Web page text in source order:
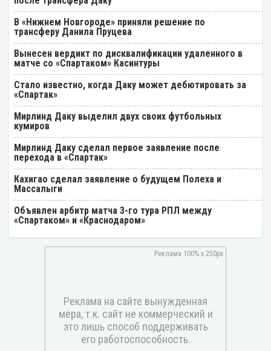
В «Нижнем Новгороде» приняли решение по
трансферу Данила Пруцева
Вынесен вердикт по дисквалификации удаленного в
матче со «Спартаком» Касинтуры
Стало известно, когда Даку может дебютировать за
«Спартак»
Мирлинд Даку выделил двух своих футбольных
кумиров
Мирлинд Даку сделал первое заявление после
перехода в «Спартак»
Кахигао сделал заявление о будущем Полеха и
Массалыги
Объявлен арбитр матча 3-го тура РПЛ между
«Спартаком» и «Краснодаром»